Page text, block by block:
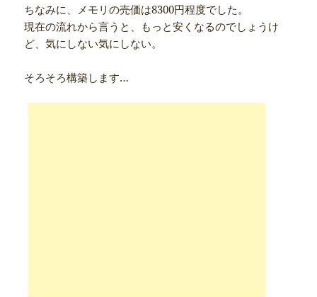
ちなみに、メモリの売価は8300円程度でした。
現在の流れから言うと、もっと安くなるのでしょうけ
ど、気にしない気にしない。
そろそろ構築します…